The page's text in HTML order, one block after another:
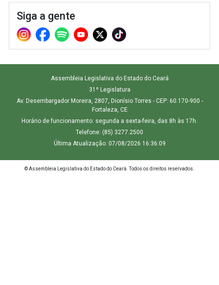
Siga a gente
Assembleia Legislativa do Estado do Ceará
31º Legislatura
Av. Desembargador Moreira, 2807, Dionísio Torres - CEP: 60.170-900 -
Fortaleza, CE
Horário de funcionamento: segunda a sexta-feira, das 8h às 17h.
Telefone: (85) 3277.2500
Última Atualização: 07/08/2026 16:36:09
© Assembleia Legislativa do Estado do Ceará. Todos os direitos reservados.